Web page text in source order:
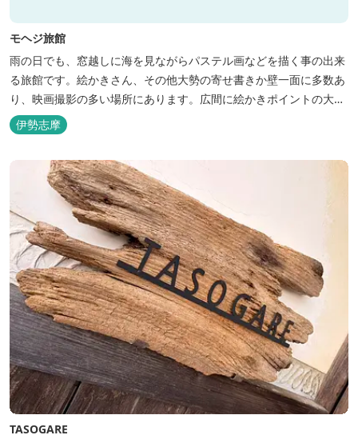
モヘジ旅館
雨の日でも、窓越しに海を見ながらパステル画などを描く事の出来
る旅館です。絵かきさん、その他大勢の寄せ書きか壁一面に多数あ
り、映画撮影の多い場所にあります。広間に絵かきポイントの大地
図がありますので合宿の際などの打ち合わせも行えます。
伊勢志摩
TASOGARE